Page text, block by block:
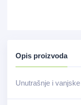
Opis proizvoda
Unutrašnje i